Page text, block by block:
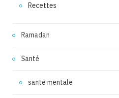
Recettes
Ramadan
Santé
santé mentale